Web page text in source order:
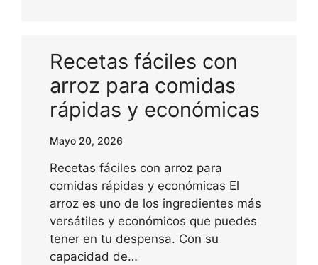
Recetas fáciles con
arroz para comidas
rápidas y económicas
Mayo 20, 2026
Recetas fáciles con arroz para
comidas rápidas y económicas El
arroz es uno de los ingredientes más
versátiles y económicos que puedes
tener en tu despensa. Con su
capacidad de…